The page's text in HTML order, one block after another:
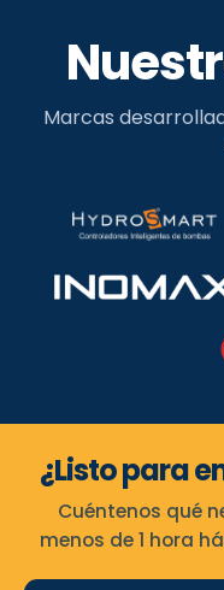
Marcas
¿Listo para
Cuéntenos qué
menos de 1 hora